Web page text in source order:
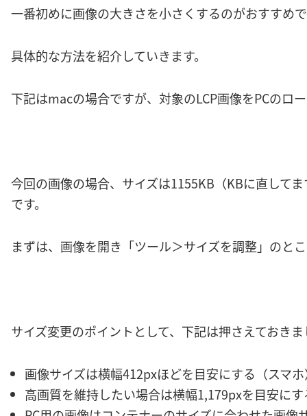
一番初めに画像の大きさを小さくするのがおすすめ
具体的な方法を紹介していきます。
下記はmacの場合ですが、対象のLCP画像をPCのロ
今回の画像の場合、サイズは1155KB（KBに直して
です。
まずは、画像を開き「ツール＞サイズを調整」のと
サイズ変更のポイントとして、下記は押さえておき
画像サイズは横幅412pxほどを目安にする（スマ
高画質を維持したい場合は横幅1,179pxを目安に